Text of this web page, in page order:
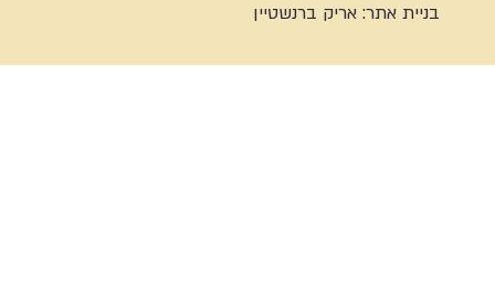
בניית אתר:אריק ברנשטיין